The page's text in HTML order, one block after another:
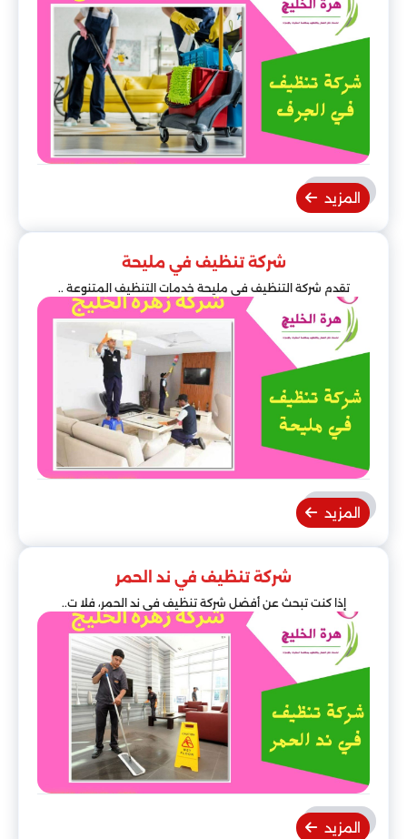
المزيد
شركة تنظيف في مليحة
تقدم شركة التنظيف في مليحة خدمات التنظيف المتنوعة ..
المزيد
شركة تنظيف في ند الحمر
إذا كنت تبحث عن أفضل شركة تنظيف في ند الحمر، فلا ت..
المزيد